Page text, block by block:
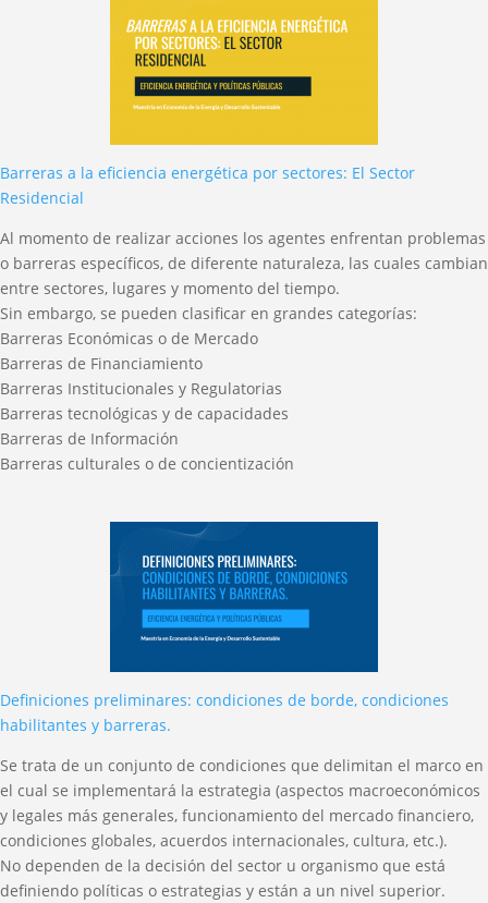
Barreras a la eficiencia energética por sectores: El Sector
Residencial
Al momento de realizar acciones los agentes enfrentan problemas
o barreras específicos, de diferente naturaleza, las cuales cambian
entre sectores, lugares y momento del tiempo.
Sin embargo, se pueden clasificar en grandes categorías:
Barreras Económicas o de Mercado
Barreras de Financiamiento
Barreras Institucionales y Regulatorias
Barreras tecnológicas y de capacidades
Barreras de Información
Barreras culturales o de concientización
Definiciones preliminares: condiciones de borde, condiciones
habilitantes y barreras.
Se trata de un conjunto de condiciones que delimitan el marco en
el cual se implementará la estrategia (aspectos macroeconómicos
y legales más generales, funcionamiento del mercado financiero,
condiciones globales, acuerdos internacionales, cultura, etc.).
No dependen de la decisión del sector u organismo que está
definiendo políticas o estrategias y están a un nivel superior.